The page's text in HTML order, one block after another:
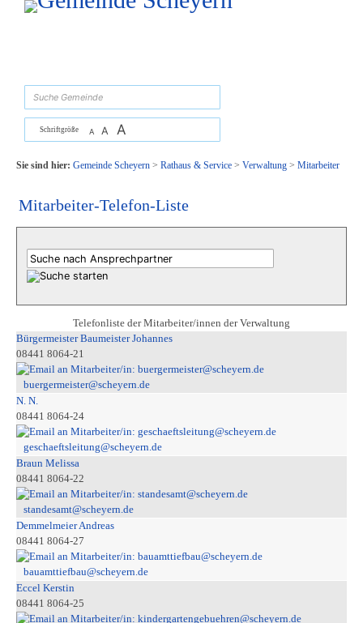
Zum Inhalt, zur Navigationoder zur Startseite springen.
Schriftgröße A A A
Sie sind hier: Gemeinde Scheyern> Rathaus & Service> Verwaltung> Mitarbeiter
Mitarbeiter-Telefon-Liste
Telefonliste der Mitarbeiter/innen der Verwaltung
Bürgermeister Baumeister Johannes
08441 8064-21
buergermeister@scheyern.de
N. N.
08441 8064-24
geschaeftsleitung@scheyern.de
Braun Melissa
08441 8064-22
standesamt@scheyern.de
Demmelmeier Andreas
08441 8064-27
bauamttiefbau@scheyern.de
Eccel Kerstin
08441 8064-25